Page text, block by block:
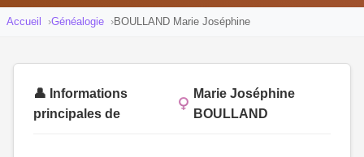
Accueil Généalogie BOULLAND Marie Joséphine
👤 Informations
principales de
Marie Joséphine
BOULLAND